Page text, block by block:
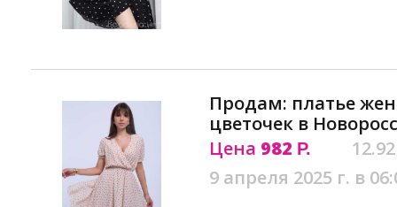
Продам: платье
цветочек в
Цена 982 Р.
9 апреля 2025 г. в